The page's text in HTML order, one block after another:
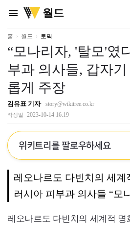
menu
위
키
리
월드
홈 월드 토픽
“모나리자, '탈모'였
부과 의사들, 갑자기
롭게 주장
김유표 기자 story@wikitree.co.kr
작성일 2023-10-14 16:19
위키트리를 팔로우하세요
레오나르도 다빈치의 세계
러시아 피부과 의사들 “모
레오나르도 다빈치의 세계적 명